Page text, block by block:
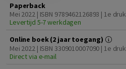
Paperback
Mei 2022 | ISBN 9789462126893 | 1e druk
Levertijd 5-7 werkdagen
Online boek (2 jaar toegang)
Mei 2022 | ISBN 3309010007090 | 1e druk
Direct via e-mail